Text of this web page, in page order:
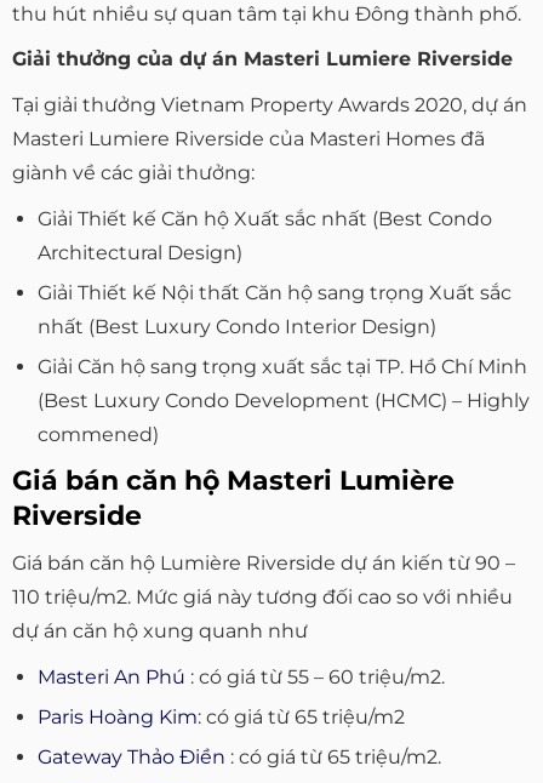
thu hút nhiều sự quan tâm tại khu Đông thành phố.
Giải thưởng của dự án Masteri Lumiere Riverside
Tại giải thưởng Vietnam Property Awards 2020, dự án
Masteri Lumiere Riverside của Masteri Homes đã
giành về các giải thưởng:
Giải Thiết kế Căn hộ Xuất sắc nhất (Best Condo
Architectural Design)
Giải Thiết kế Nội thất Căn hộ sang trọng Xuất sắc
nhất (Best Luxury Condo Interior Design)
Giải Căn hộ sang trọng xuất sắc tại TP. Hồ Chí Minh
(Best Luxury Condo Development (HCMC) – Highly
commened)
Giá bán căn hộ Masteri Lumière
Riverside
Giá bán căn hộ Lumière Riverside dự án kiến từ 90 –
110 triệu/m2. Mức giá này tương đối cao so với nhiều
dự án căn hộ xung quanh như
Masteri An Phú : có giá từ 55 – 60 triệu/m2.
Paris Hoàng Kim: có giá từ 65 triệu/m2
Gateway Thảo Điền : có giá từ 65 triệu/m2.